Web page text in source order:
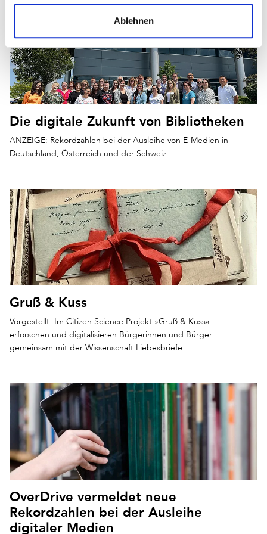
Ablehnen
Die digitale Zukunft von Bibliotheken
ANZEIGE: Rekordzahlen bei der Ausleihe von E-Medien in
Deutschland, Österreich und der Schweiz
Gruß & Kuss
Vorgestellt: Im Citizen Science Projekt »Gruß & Kuss«
erforschen und digitalisieren Bürgerinnen und Bürger
gemeinsam mit der Wissenschaft Liebesbriefe.
OverDrive vermeldet neue
Rekordzahlen bei der Ausleihe
digitaler Medien